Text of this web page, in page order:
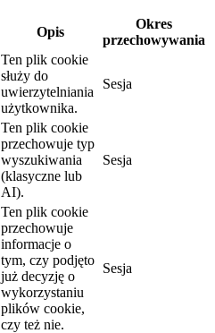
Opis
Okres
przechowywania
Ten plik cookie
służy do
uwierzytelniania
użytkownika.
Sesja
Ten plik cookie
przechowuje typ
wyszukiwania
(klasyczne lub
AI).
Sesja
Ten plik cookie
przechowuje
informacje o
tym, czy podjęto
już decyzję o
wykorzystaniu
plików cookie,
czy też nie.
Sesja